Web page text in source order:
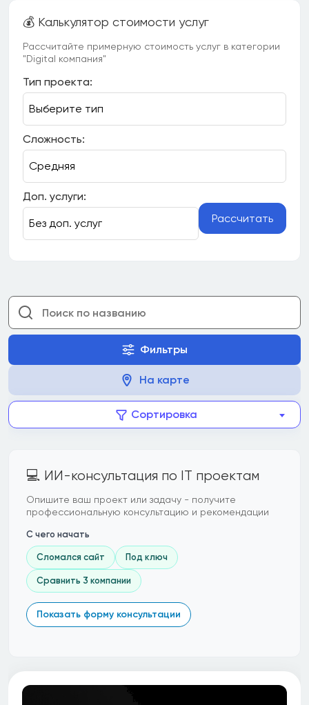
💰 Калькулятор стоимости услуг
Рассчитайте примерную стоимость услуг в категории
"Digital компания"
Тип проекта:
Сложность:
Доп. услуги:
Рассчитать
Фильтры
На карте
Сортировка
💻 ИИ-консультация по IT проектам
Опишите ваш проект или задачу - получите
профессиональную консультацию и рекомендации
С чего начать
Сломался сайт Под ключ
Сравнить 3 компании
Показать форму консультации